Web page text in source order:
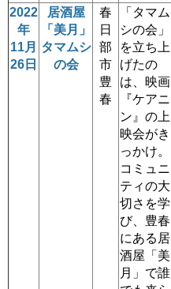
2022
年
11月
26日
居酒屋
「美月」
タマムシ
の会
春
日
部
市
豊
春
「タマム
シの会」
を立ち上
げたの
は、映画
『ケアニ
ン』の上
映会がき
っかけ。
コミュニ
ティの大
切さを学
び、豊春
にある居
酒屋「美
月」で誰